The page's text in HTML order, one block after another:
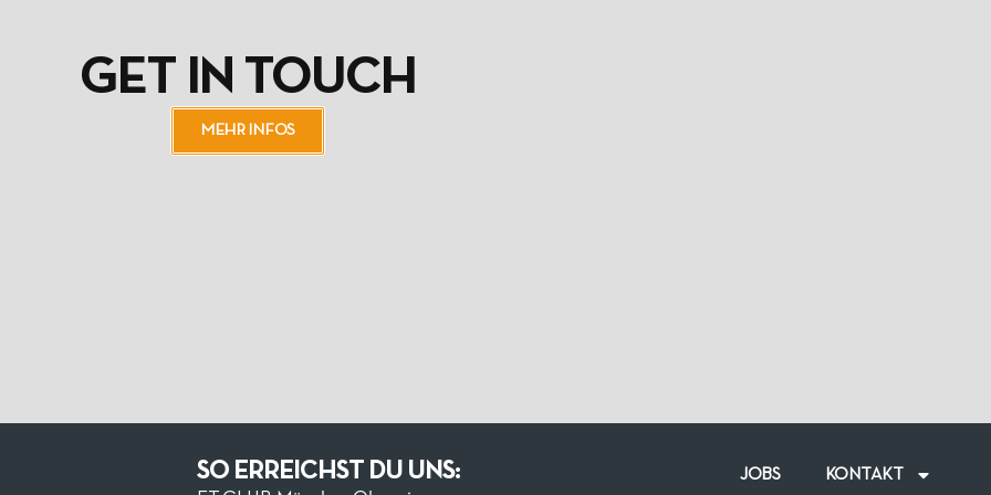
GET IN TOUCH
MEHR INFOS
SO ERREICHST DU UNS: JOBS KONTAKT